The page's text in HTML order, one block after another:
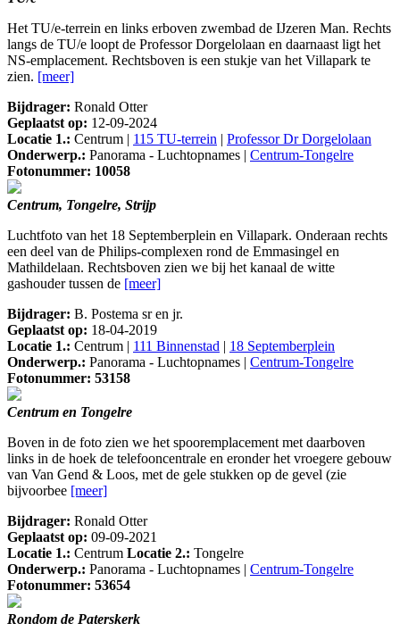
Het TU/e-terrein en links erboven zwembad de IJzeren Man. Rechts
langs de TU/e loopt de Professor Dorgelolaan en daarnaast ligt het
NS-emplacement. Rechtsboven is een stukje van het Villapark te
zien. [meer]
Bijdrager: Ronald Otter
Geplaatst op: 12-09-2024
Locatie 1.: Centrum | 115 TU-terrein | Professor Dr Dorgelolaan
Onderwerp.: Panorama - Luchtopnames | Centrum-Tongelre
Fotonummer: 10058
Centrum, Tongelre, Strijp
Luchtfoto van het 18 Septemberplein en Villapark. Onderaan rechts
een deel van de Philips-complexen rond de Emmasingel en
Mathildelaan. Rechtsboven zien we bij het kanaal de witte
gashouder tussen de [meer]
Bijdrager: B. Postema sr en jr.
Geplaatst op: 18-04-2019
Locatie 1.: Centrum | 111 Binnenstad | 18 Septemberplein
Onderwerp.: Panorama - Luchtopnames | Centrum-Tongelre
Fotonummer: 53158
Centrum en Tongelre
Boven in de foto zien we het spooremplacement met daarboven
links in de hoek de telefooncentrale en eronder het vroegere gebouw
van Van Gend & Loos, met de gele stukken op de gevel (zie
bijvoorbee [meer]
Bijdrager: Ronald Otter
Geplaatst op: 09-09-2021
Locatie 1.: Centrum Locatie 2.: Tongelre
Onderwerp.: Panorama - Luchtopnames | Centrum-Tongelre
Fotonummer: 53654
Rondom de Paterskerk